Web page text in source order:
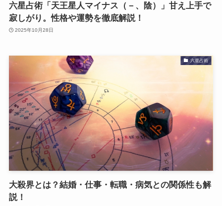
六星占術「天王星人マイナス（－、陰）」甘え上手で
寂しがり。性格や運勢を徹底解説！
2025年10月28日
六星占術
大殺界とは？結婚・仕事・転職・病気との関係性も解
説！